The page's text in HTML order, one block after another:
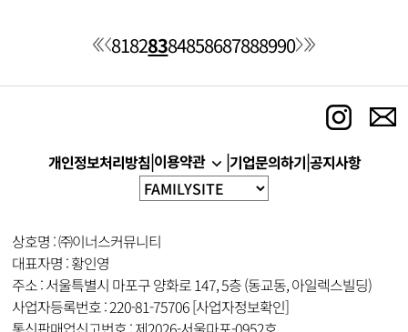
81828384858687888990
개인정보처리방침|이용약관 |기업문의하기|공지사항
상호명 : ㈜이너스커뮤니티
대표자명 : 황인영
주소 : 서울특별시 마포구 양화로 147, 5층 (동교동, 아일렉스빌딩)
사업자등록번호 : 220-81-75706[사업자정보확인]